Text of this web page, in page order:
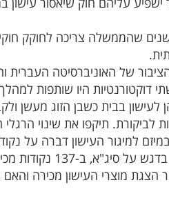
שהממשלה צריכה לחוקק
של האוניברסיטה העברית
דוקטורנטיות היו שותפות
בבית כשבן הזוג מעשן
לביקורת. תיקפו את שינוי
למיגור העישון דברה על
בדקו את מידת